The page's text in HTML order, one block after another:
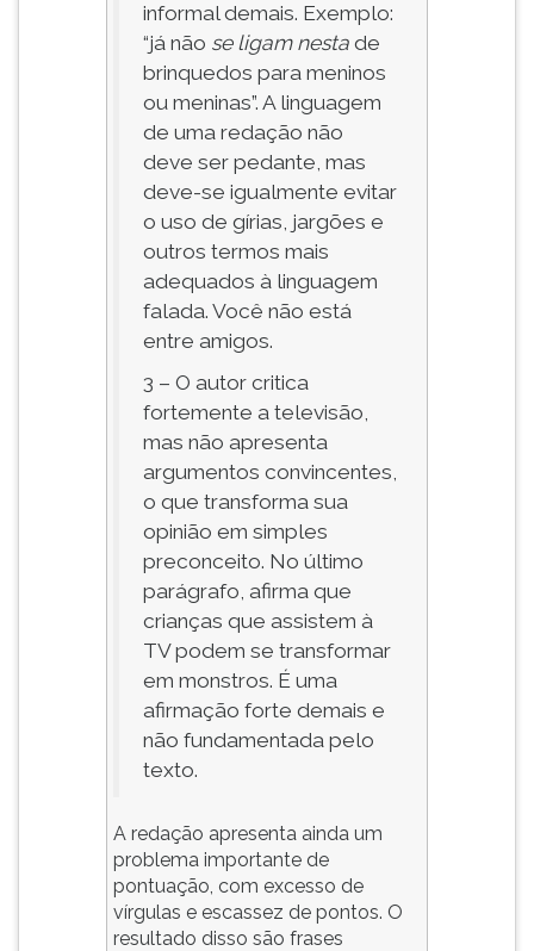
informal demais. Exemplo:
“já não se ligam nestade
brinquedos para meninos
ou meninas”. A linguagem
de uma redação não
deve ser pedante, mas
deve-se igualmente evitar
o uso de gírias, jargões e
outros termos mais
adequados à linguagem
falada. Você não está
entre amigos.
3 – O autor critica
fortemente a televisão,
mas não apresenta
argumentos convincentes,
o que transforma sua
opinião em simples
preconceito. No último
parágrafo, afirma que
crianças que assistem à
TV podem se transformar
em monstros. É uma
afirmação forte demais e
não fundamentada pelo
texto.
A redação apresenta ainda um
problema importante de
pontuação, com excesso de
vírgulas e escassez de pontos. O
resultado disso são frases